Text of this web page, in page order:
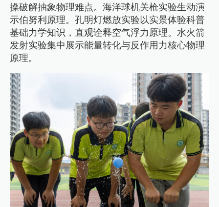
操破解抽象物理难点。海洋球机关枪实验生动演
示伯努利原理。孔明灯燃放实验以实景体验科普
基础力学知识，直观诠释空气浮力原理。水火箭
发射实验集中展示能量转化与反作用力核心物理
原理。